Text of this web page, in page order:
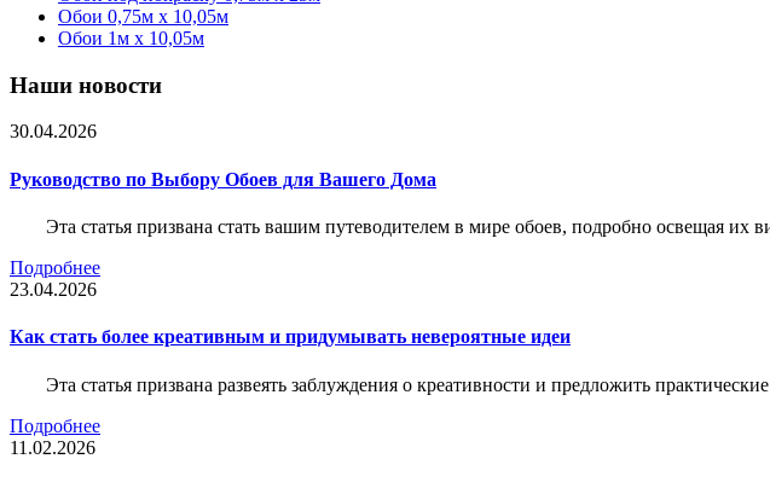
Обои 0,75м x 10,05м
Обои 1м х 10,05м
Наши новости
30.04.2026
Руководство по Выбору Обоев для Вашего Дома
Эта статья призвана стать вашим путеводителем в мире обоев, подробно освещая
Подробнее
23.04.2026
Как стать более креативным и придумывать невероятные идеи
Эта статья призвана развеять заблуждения о креативности и предложить
Подробнее
11.02.2026